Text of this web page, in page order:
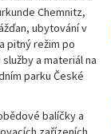
Chemnitz,
ubytování v
pitný režim po
a materiál na
parku České
balíčky a